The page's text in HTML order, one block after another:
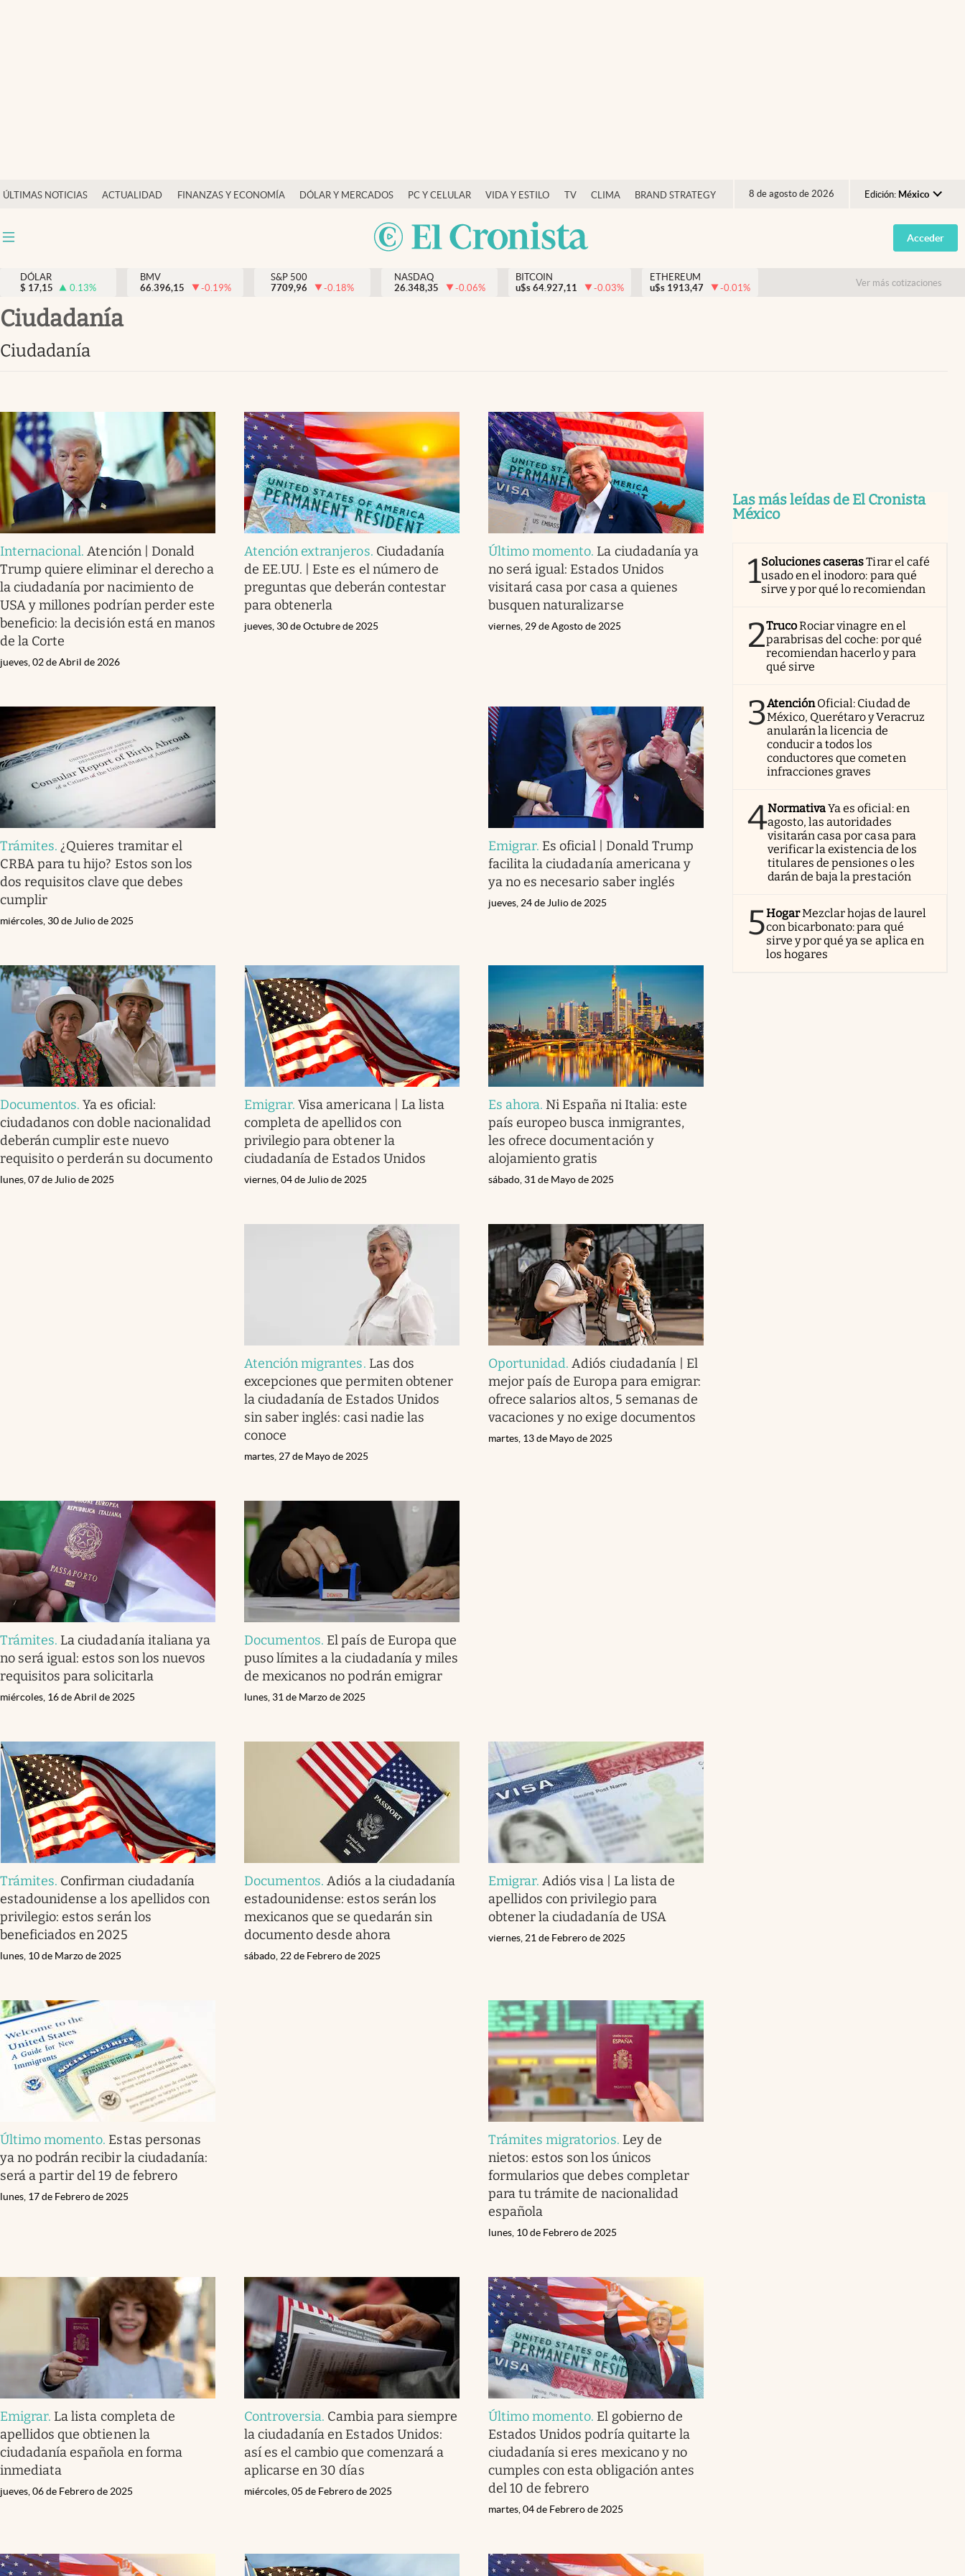
ÚLTIMAS NOTICIAS ACTUALIDAD FINANZAS Y ECONOMÍA DÓLAR Y MERCADOS PC Y CELULAR VIDA Y ESTILO TV CLIMA BRAND STRATEGY 8 de agosto de 2026 Edición: México
Argentina
España
USA
Opinión
Vida y estilo
Clima
Espiritualidad
abre en nueva pestaña
Acceder
DÓLAR
$ 17,15 0.13%
BMV
66.396,15
-0.19%
S&P 500
7709,96
-0.18%
NASDAQ
26.348,35
-0.06%
BITCOIN
u$s 64.927,11 -0.03%
ETHEREUM
u$s 1913,47 -0.01% Ver más cotizaciones
ciudadanía
ciudadanía
Internacional.Atención | Donald
Trump quiere eliminar el derecho a
la ciudadanía por nacimiento de
USA y millones podrían perder este
beneficio: la decisión está en manos
de la Corte
jueves, 02 de Abril de 2026
Atención extranjeros. Ciudadanía
de EE.UU. | Este es el número de
preguntas que deberán contestar
para obtenerla
jueves, 30 de Octubre de 2025
Último momento. La ciudadanía ya
no será igual: Estados Unidos
visitará casa por casa a quienes
busquen naturalizarse
viernes, 29 de Agosto de 2025
Trámites. ¿Quieres tramitar el
CRBA para tu hijo? Estos son los
dos requisitos clave que debes
cumplir
miércoles, 30 de Julio de 2025
Emigrar. Es oficial | Donald Trump
facilita la ciudadanía americana y
ya no es necesario saber inglés
jueves, 24 de Julio de 2025
Documentos.Ya es oficial:
ciudadanos con doble nacionalidad
deberán cumplir este nuevo
requisito o perderán su documento
lunes, 07 de Julio de 2025
Emigrar.Visa americana | La lista
completa de apellidos con
privilegio para obtener la
ciudadanía de Estados Unidos
viernes, 04 de Julio de 2025
Es ahora. Ni España ni Italia: este
país europeo busca inmigrantes,
les ofrece documentación y
alojamiento gratis
sábado, 31 de Mayo de 2025
Atención migrantes. Las dos
excepciones que permiten obtener
la ciudadanía de Estados Unidos
sin saber inglés: casi nadie las
conoce
martes, 27 de Mayo de 2025
Oportunidad.Adiós ciudadanía | El
mejor país de Europa para emigrar:
ofrece salarios altos, 5 semanas de
vacaciones y no exige documentos
martes, 13 de Mayo de 2025
Trámites. La ciudadanía italiana ya
no será igual: estos son los nuevos
requisitos para solicitarla
miércoles, 16 de Abril de 2025
Documentos. El país de Europa que
puso límites a la ciudadanía y miles
de mexicanos no podrán emigrar
lunes, 31 de Marzo de 2025
Trámites. Confirman ciudadanía
estadounidense a los apellidos con
privilegio: estos serán los
beneficiados en 2025
lunes, 10 de Marzo de 2025
Documentos.Adiós a la ciudadanía
estadounidense: estos serán los
mexicanos que se quedarán sin
documento desde ahora
sábado, 22 de Febrero de 2025
Emigrar.Adiós visa | La lista de
apellidos con privilegio para
obtener la ciudadanía de USA
viernes, 21 de Febrero de 2025
Último momento. Estas personas
ya no podrán recibir la ciudadanía:
será a partir del 19 de febrero
lunes, 17 de Febrero de 2025
Trámites migratorios. Ley de
nietos: estos son los únicos
formularios que debes completar
para tu trámite de nacionalidad
española
lunes, 10 de Febrero de 2025
Emigrar. La lista completa de
apellidos que obtienen la
ciudadanía española en forma
inmediata
jueves, 06 de Febrero de 2025
Controversia. Cambia para siempre
la ciudadanía en Estados Unidos:
así es el cambio que comenzará a
aplicarse en 30 días
miércoles, 05 de Febrero de 2025
Último momento. El gobierno de
Estados Unidos podría quitarte la
ciudadanía si eres mexicano y no
cumples con esta obligación antes
del 10 de febrero
martes, 04 de Febrero de 2025
Las más leídas de El Cronista
México
1Soluciones caserasTirar el café
usado en el inodoro: para qué
sirve y por qué lo recomiendan
2TrucoRociar vinagre en el
parabrisas del coche: por qué
recomiendan hacerlo y para
qué sirve
3AtenciónOficial: Ciudad de
México, Querétaro y Veracruz
anularán la licencia de
conducir a todos los
conductores que cometen
infracciones graves
4NormativaYa es oficial: en
agosto, las autoridades
visitarán casa por casa para
verificar la existencia de los
titulares de pensiones o les
darán de baja la prestación
5HogarMezclar hojas de laurel
con bicarbonato: para qué
sirve y por qué ya se aplica en
los hogares